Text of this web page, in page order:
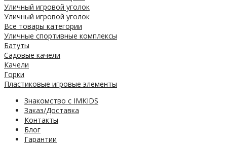
Уличный игровой уголок
Уличный игровой уголок
Все товары категории
Уличные спортивные комплексы
Батуты
Садовые качели
Качели
Горки
Пластиковые игровые элементы
Знакомство с IMKIDS
Заказ/Доставка
Контакты
Блог
Гарантии